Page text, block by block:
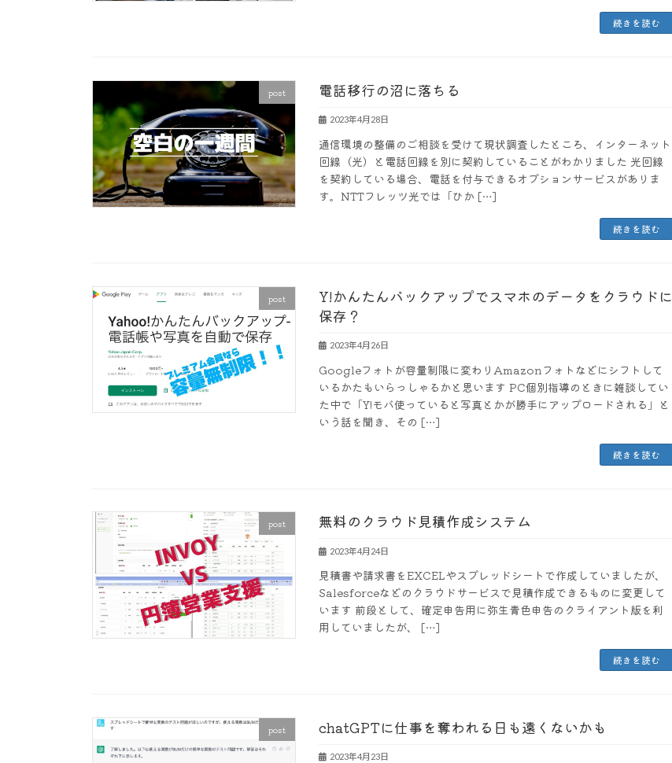
続きを読む
post 電話移行の沼に落ちる
2023年4月28日
通信環境の整備のご相談を受けて現状調査したところ、インターネット
回線（光）と電話回線を別に契約していることがわかりました 光回線
を契約している場合、電話を付与できるオプションサービスがありま
す。NTTフレッツ光では「ひか […]
続きを読む
post
Y!かんたんバックアップでスマホのデータをクラウドに
保存？
2023年4月26日
Googleフォトが容量制限に変わりAmazonフォトなどにシフトして
いるかたもいらっしゃるかと思います PC個別指導のときに雑談してい
た中で「Y!モバ使っていると写真とかが勝手にアップロードされる」と
いう話を聞き、その […]
続きを読む
post 無料のクラウド見積作成システム
2023年4月24日
見積書や請求書をEXCELやスプレッドシートで作成していましたが、
Salesforceなどのクラウドサービスで見積作成できるものに変更して
います 前段として、確定申告用に弥生青色申告のクライアント版を利
用していましたが、 […]
続きを読む
post chatGPTに仕事を奪われる日も遠くないかも
2023年4月23日